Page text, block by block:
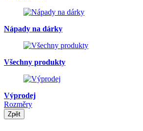
Nápady na dárky
Všechny produkty
Výprodej
Rozměry
Zpět